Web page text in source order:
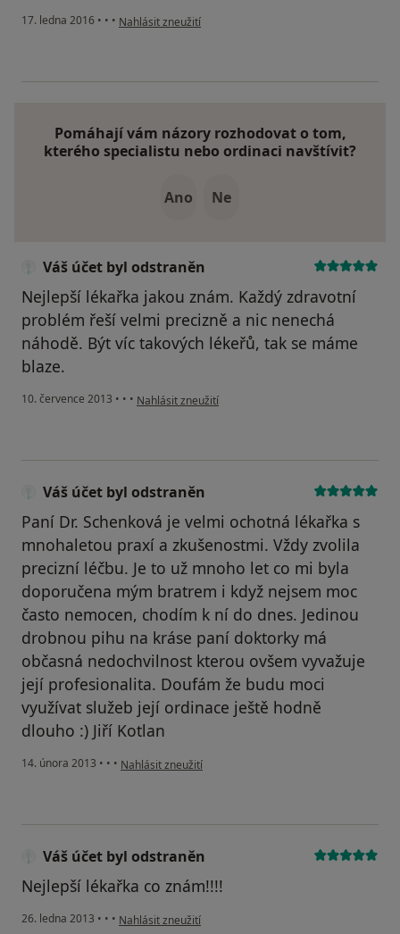
17. ledna 2016 • • • podle názoru uživatele Váš účet byl odstraněn
Nahlásit zneužití
Pomáhají vám názory rozhodovat o tom,
kterého specialistu nebo ordinaci navštívit?
Ano Ne
Váš účet byl odstraněn
Nejlepší lékařka jakou znám. Každý zdravotní
problém řeší velmi precizně a nic nenechá
náhodě. Být víc takových lékeřů, tak se máme
blaze.
10. července 2013 • • • podle názoru uživatele Váš účet byl odstraněn
Nahlásit zneužití
Váš účet byl odstraněn
Paní Dr. Schenková je velmi ochotná lékařka s
mnohaletou praxí a zkušenostmi. Vždy zvolila
precizní léčbu. Je to už mnoho let co mi byla
doporučena mým bratrem i když nejsem moc
často nemocen, chodím k ní do dnes. Jedinou
drobnou pihu na kráse paní doktorky má
občasná nedochvilnost kterou ovšem vyvažuje
její profesionalita. Doufám že budu moci
využívat služeb její ordinace ještě hodně
dlouho :) Jiří Kotlan
14. února 2013 • • • podle názoru uživatele Váš účet byl odstraněn
Nahlásit zneužití
Váš účet byl odstraněn
Nejlepší lékařka co znám!!!!
26. ledna 2013 • • • podle názoru uživatele Váš účet byl odstraněn
Nahlásit zneužití